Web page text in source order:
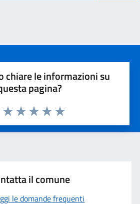
chiare le informazioni su
pagina?
Valuta 5 stelle su 5
Valuta 4 stelle su 5
Valuta 3 stelle su 5
Valuta 2 stelle su 5
Valuta 1 stelle su 5
il comune
le domande frequenti